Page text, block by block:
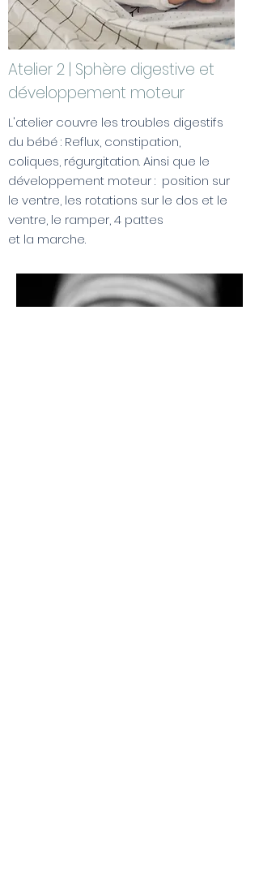
Atelier 2 | Sphère digestive et
développement moteur
L'atelier couvre les troubles digestifs
du bébé : Reflux, constipation,
coliques, régurgitation. Ainsi que le
développement moteur : position sur
le ventre, les rotations sur le dos et le
ventre, le ramper, 4 pattes
et la marche.